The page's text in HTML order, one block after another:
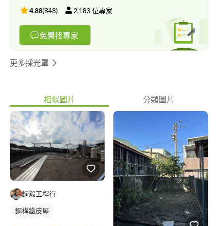
4.88(848) 2,183 位專家
免費找專家
更多採光罩
相似圖片 分類圖片
鋼毅工程行
鋼構鐵皮屋